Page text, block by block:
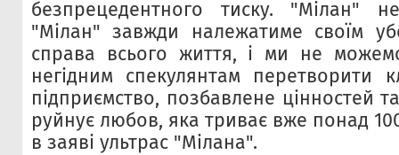
безпрецедентного тиску. "Мілан"
"Мілан" завжди належатиме своїм
справа всього життя, і ми не
негідним спекулянтам перетворити
підприємство, позбавлене цінностей
руйнує любов, яка триває вже понад
в заяві ультрас "Мілана".